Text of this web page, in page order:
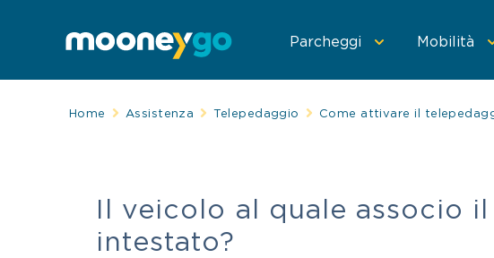
Parcheggi
Parcheggia con MooneyGo
Mobilità
Spostati con MooneyGo
Telepedaggio
Home Assistenza Telepedaggio Come attivare il
Il veicolo al quale associo
intestato?